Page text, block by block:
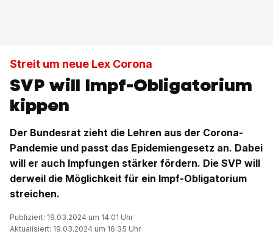
Streit um neue Lex Corona
SVP will Impf-Obligatorium
kippen
Der Bundesrat zieht die Lehren aus der Corona-
Pandemie und passt das Epidemiengesetz an. Dabei
will er auch Impfungen stärker fördern. Die SVP will
derweil die Möglichkeit für ein Impf-Obligatorium
streichen.
Publiziert: 19.03.2024 um 14:01 Uhr
Aktualisiert: 19.03.2024 um 16:35 Uhr